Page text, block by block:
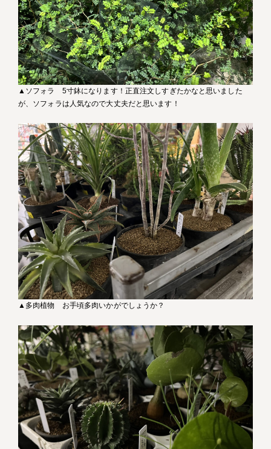
▲ソフォラ 5寸鉢になります！正直注文しすぎたかなと思いました
が、ソフォラは人気なので大丈夫だと思います！
▲多肉植物 お手頃多肉いかがでしょうか？